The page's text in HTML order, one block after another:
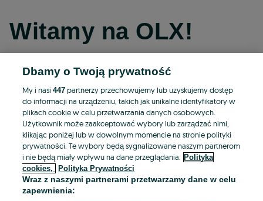
Witamy na OLX!
Kontynuuj przez Facebooka
Kontynuuj przez konto Apple
Kontynuuj przez konto Google
LUB
Dbamy o Twoją prywatność
My i nasi447 partnerzy przechowujemy lub uzyskujemy dostęp
do informacji na urządzeniu, takich jak unikalne identyfikatory w
plikach cookie w celu przetwarzania danych osobowych.
Użytkownik może zaakceptować wybory lub zarządzać nimi,
klikając poniżej lub w dowolnym momencie na stronie polityki
prywatności. Te wybory będą sygnalizowane naszym partnerom
i nie będą miały wpływu na dane przeglądania.
Polityka
cookies,
Polityka Prywatności
Wraz z naszymi partnerami przetwarzamy dane w celu
zapewnienia: